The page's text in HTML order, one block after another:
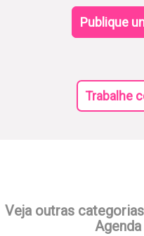
Publique
Trabalhe
Veja outras